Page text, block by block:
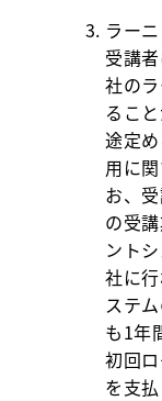
ラー
受講
社の
るこ
途定
用に
お、
の受
ント
社に
ステ
も1年
初回
を支